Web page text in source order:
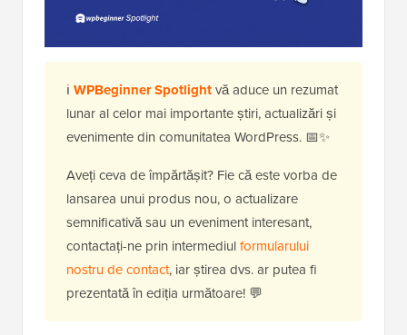
ℹ️ WPBeginner Spotlightvă aduce un rezumat
lunar al celor mai importante știri, actualizări și
evenimente din comunitatea WordPress. 📅✨
Aveți ceva de împărtășit? Fie că este vorba de
lansarea unui produs nou, o actualizare
semnificativă sau un eveniment interesant,
contactați-ne prin intermediulformularului
nostru de contact, iar știrea dvs. ar putea fi
prezentată în ediția următoare! 💬